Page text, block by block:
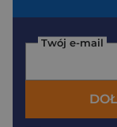
Twój e-mail